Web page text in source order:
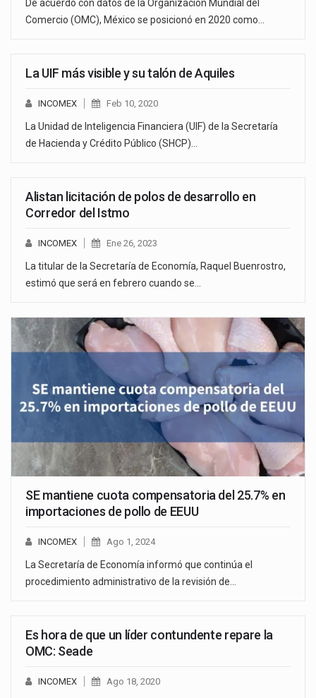
De acuerdo con datos de la Organización Mundial del
Comercio (OMC), México se posicionó en 2020 como…
La UIF más visible y su talón de Aquiles
INCOMEX Feb 10, 2020
La Unidad de Inteligencia Financiera (UIF) de la Secretaría
de Hacienda y Crédito Público (SHCP)…
Alistan licitación de polos de desarrollo en
Corredor del Istmo
INCOMEX Ene 26, 2023
La titular de la Secretaría de Economía, Raquel Buenrostro,
estimó que será en febrero cuando se…
SE mantiene cuota compensatoria del 25.7% en
importaciones de pollo de EEUU
INCOMEX Ago 1, 2024
La Secretaría de Economía informó que continúa el
procedimiento administrativo de la revisión de…
Es hora de que un líder contundente repare la
OMC: Seade
INCOMEX Ago 18, 2020